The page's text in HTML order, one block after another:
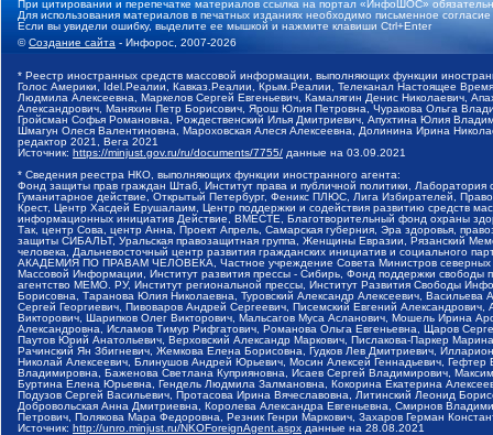
При цитировании и перепечатке материалов ссылка на портал «ИнфоШОС»
Для использования материалов в печатных изданиях необходимо письменное
Если вы увидели ошибку, выделите ее мышкой и нажмите клавиши Ctrl+Enter
©Создание сайта - Инфорос, 2007-2026
* Реестр иностранных средств массовой информации, выполняющих функции
Голос Америки, Idel.Реалии, Кавказ.Реалии, Крым.Реалии, Телеканал Настоящее
Людмила Алексеевна, Маркелов Сергей Евгеньевич, Камалягин Денис Николаевич,
Александрович, Маняхин Петр Борисович, Ярош Юлия Петровна, Чуракова Ольга
Гройсман Софья Романовна, Рождественский Илья Дмитриевич, Апухтина Юлия
Шмагун Олеся Валентиновна, Мароховская Алеся Алексеевна, Долинина Ирина
редактор 2021, Вега 2021
Источник: https://minjust.gov.ru/ru/documents/7755/ данные на 03.09.2021
* Сведения реестра НКО, выполняющих функции иностранного агента:
Фонд защиты прав граждан Штаб, Институт права и публичной политики,
Гуманитарное действие, Открытый Петербург, Феникс ПЛЮС, Лига Избирателей,
Крест, Центр Хасдей Ерушалаим, Центр поддержки и содействия развитию средств
информационных инициатив Действие, ВМЕСТЕ, Благотворительный фонд охраны
Так, центр Сова, центр Анна, Проект Апрель, Самарская губерния, Эра здоровья,
защиты СИБАЛЬТ, Уральская правозащитная группа, Женщины Евразии, Рязанский
человека, Дальневосточный центр развития гражданских инициатив и социального
АКАДЕМИЯ ПО ПРАВАМ ЧЕЛОВЕКА, Частное учреждение Совета Министров северных
Массовой Информации, Институт развития прессы - Сибирь, Фонд поддержки
агентство МЕМО. РУ, Институт региональной прессы, Институт Развития Свободы
Борисовна, Таранова Юлия Николаевна, Туровский Александр Алексеевич,
Сергей Георгиевич, Пивоваров Андрей Сергеевич, Писемский Евгений
Викторович, Шарипков Олег Викторович, Мальсагов Муса Асланович, Мошель Ирина
Александровна, Исламов Тимур Рифгатович, Романова Ольга Евгеньевна, Щаров
Паутов Юрий Анатольевич, Верховский Александр Маркович, Пислакова-Паркер
Рачинский Ян Збигневич, Жемкова Елена Борисовна, Гудков Лев Дмитриевич,
Николай Алексеевич, Блинушов Андрей Юрьевич, Мосин Алексей Геннадьевич,
Владимировна, Баженова Светлана Куприяновна, Исаев Сергей Владимирович,
Буртина Елена Юрьевна, Гендель Людмила Залмановна, Кокорина Екатерина
Подузов Сергей Васильевич, Протасова Ирина Вячеславовна, Литинский Леонид
Добровольская Анна Дмитриевна, Королева Александра Евгеньевна, Смирнов
Петрович, Полякова Мара Федоровна, Резник Генри Маркович, Захаров Герман
Источник: http://unro.minjust.ru/NKOForeignAgent.aspx данные на 28.08.2021